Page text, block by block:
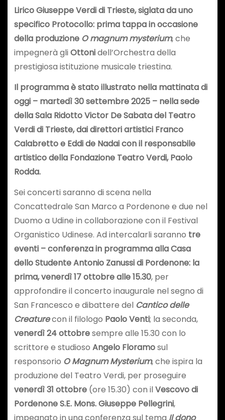
Lirico Giuseppe Verdi di Trieste, siglata da uno
specifico Protocollo: prima tappa in occasione
della produzione O magnum mysterium, che
impegnerà gliOttonidell’Orchestra della
prestigiosa istituzione musicale triestina.
Il programma è stato illustrato nella mattinata di
oggi – martedì 30 settembre 2025 – nella sede
della Sala Ridotto Victor De Sabata del Teatro
Verdi di Trieste, dai direttori artistici Franco
Calabretto e Eddi de Nadai con il responsabile
artistico della Fondazione Teatro Verdi, Paolo
Rodda.
Sei concerti saranno di scena nella
Concattedrale San Marco a Pordenone e due nel
Duomo a Udine in collaborazione con il Festival
Organistico Udinese. Ad intercalarli saranno tre
eventi – conferenza in programma alla Casa
dello Studente Antonio Zanussi di Pordenone: la
prima, venerdì 17 ottobre alle 15.30, per
approfondire il concerto inaugurale nel segno di
San Francesco e dibattere del Cantico delle
Creaturecon il filologo Paolo Venti; la seconda,
venerdì 24 ottobresempre alle 15.30 con lo
scrittore e studioso Angelo Floramosul
responsorio O Magnum Mysterium, che ispira la
produzione del Teatro Verdi, per proseguire
venerdì 31 ottobre(ore 15.30) con ilVescovo di
Pordenone S.E. Mons. Giuseppe Pellegrini,
impegnato in una conferenza sul tema Il dono